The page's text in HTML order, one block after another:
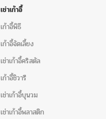
เช่าเก้าอี้
เก้าอี้พิธี
เก้าอี้จัดเลี้ยง
เช่าเก้าอี้คริสตัล
เก้าอี้ชิวารี
เช่าเก้าอี้บุนวม
เช่าเก้าอี้พลาสติก